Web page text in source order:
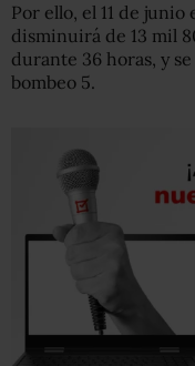
Por ello, el 11 de
disminuirá de 13 mil
durante 36 horas, y
bombeo 5.